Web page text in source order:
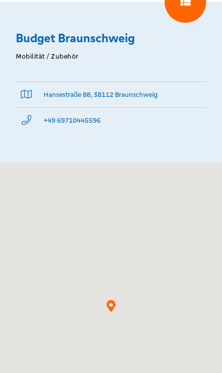
Budget Braunschweig
Mobilität / Zubehör
Hansestraße 88, 38112 Braunschweig
+49 69710445596